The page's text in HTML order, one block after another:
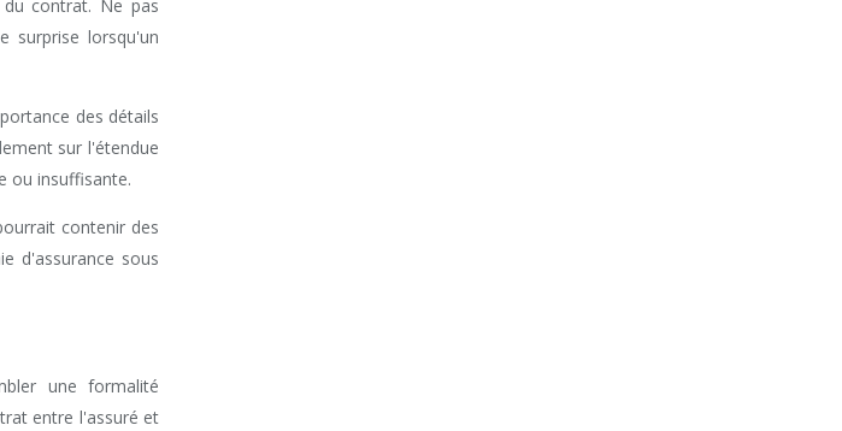
contrat. Ne pas
surprise lorsqu'un
des détails
sur l'étendue
ou insuffisante.
contenir des
d'assurance sous
une formalité
entre l'assuré et